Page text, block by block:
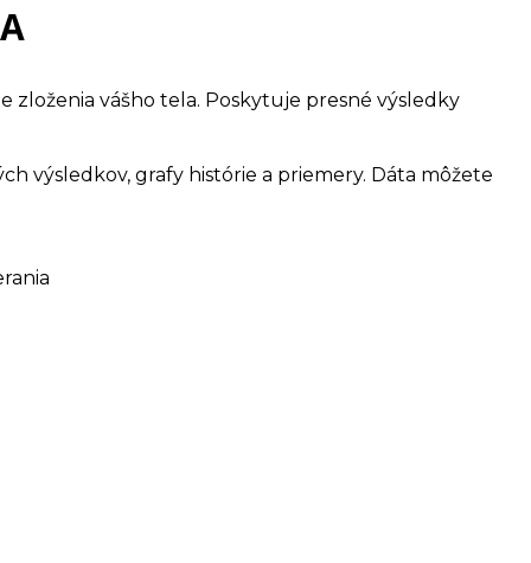
zloženia vášho tela. Poskytuje presné výsledky
výsledkov, grafy histórie a priemery. Dáta môžete